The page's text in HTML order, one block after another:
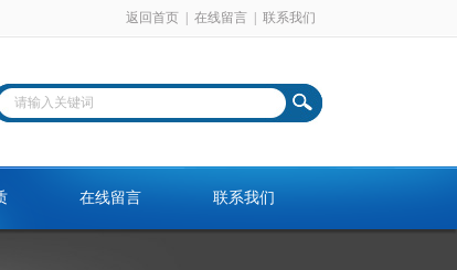
返回首页 在线留言 联系我们
在线留言 联系我们